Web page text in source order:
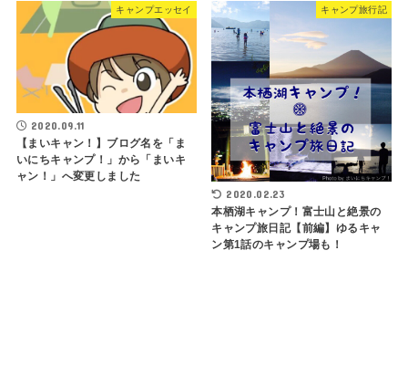
キャンプエッセイ
2020.09.11
【まいキャン！】ブログ名を「ま
いにちキャンプ！」から「まいキ
ャン！」へ変更しました
キャンプ旅行記
2020.02.23
本栖湖キャンプ！富士山と絶景の
キャンプ旅日記【前編】ゆるキャ
ン第1話のキャンプ場も！